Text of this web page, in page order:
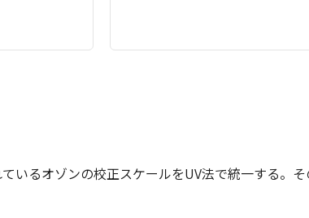
いるオゾンの校正スケールをUV法で統一する。